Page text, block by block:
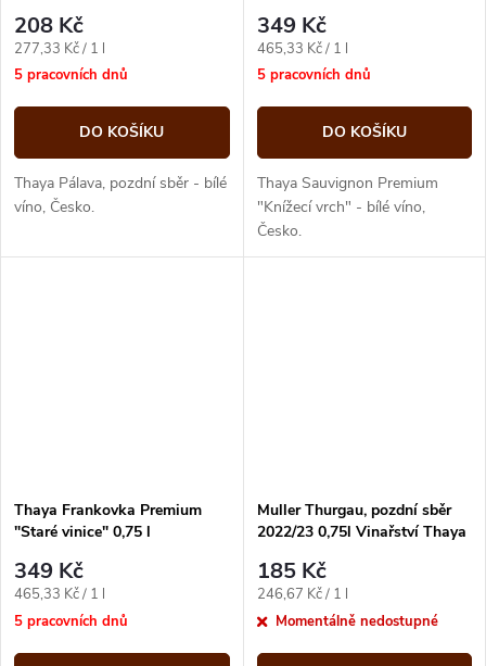
208 Kč
Měrná
cena:
277,33 Kč / 1 l
5 pracovních dnů
DO KOŠÍKU
Thaya Pálava, pozdní sběr - bílé
víno, Česko.
349 Kč
Měrná
cena:
465,33 Kč / 1 l
5 pracovních dnů
DO KOŠÍKU
Thaya Sauvignon Premium
"Knížecí vrch" - bílé víno,
Česko.
Thaya Frankovka Premium
"Staré vinice" 0,75 l
349 Kč
Měrná
cena:
465,33 Kč / 1 l
5 pracovních dnů
Muller Thurgau, pozdní sběr
2022/23 0,75l Vinařství Thaya
185 Kč
Měrná
cena:
246,67 Kč / 1 l
Momentálně nedostupné